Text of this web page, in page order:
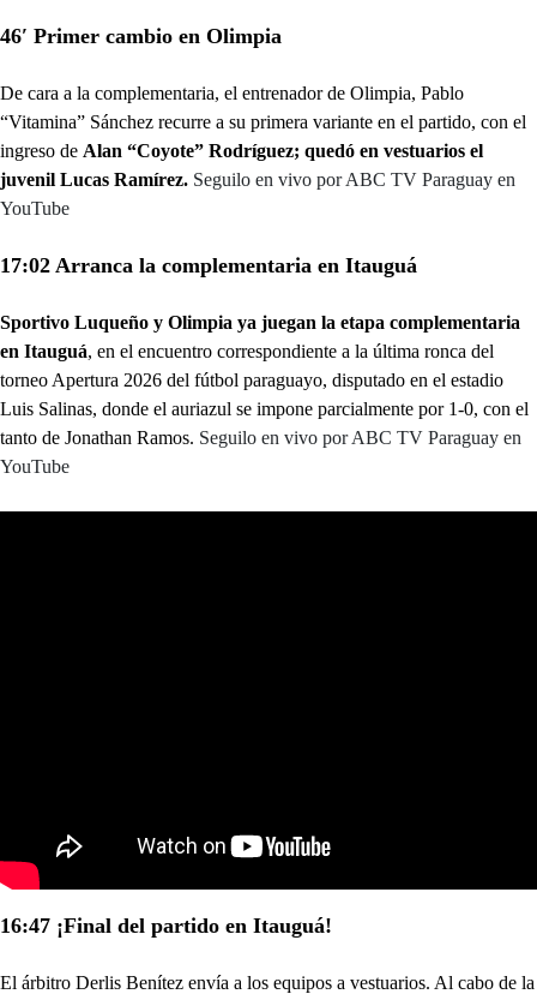
46′ Primer cambio en Olimpia
De cara a la complementaria, el entrenador de Olimpia, Pablo
“Vitamina” Sánchez recurre a su primera variante en el partido, con el
ingreso de Alan “Coyote” Rodríguez; quedó en vestuarios el
juvenil Lucas Ramírez. Seguilo en vivo por ABC TV Paraguay en
YouTube
17:02 Arranca la complementaria en Itauguá
Sportivo Luqueño y Olimpia ya juegan la etapa complementaria
en Itauguá, en el encuentro correspondiente a la última ronca del
torneo Apertura 2026 del fútbol paraguayo, disputado en el estadio
Luis Salinas, donde el auriazul se impone parcialmente por 1-0, con el
tanto de Jonathan Ramos. Seguilo en vivo por ABC TV Paraguay en
YouTube
16:47 ¡Final del partido en Itauguá!
El árbitro Derlis Benítez envía a los equipos a vestuarios. Al cabo de la